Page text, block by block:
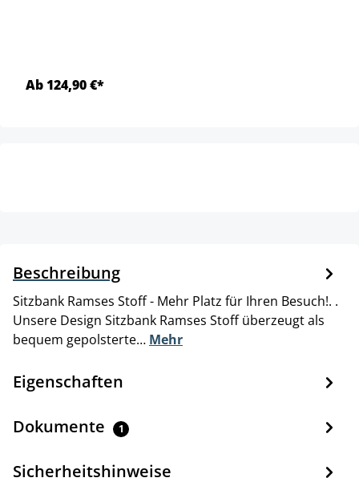
Ab 124,90 €*
Beschreibung
Sitzbank Ramses Stoff - Mehr Platz für Ihren Besuch!. .
Unsere Design Sitzbank Ramses Stoff überzeugt als
bequem gepolsterte… Mehr
Eigenschaften
Dokumente 1
Sicherheitshinweise